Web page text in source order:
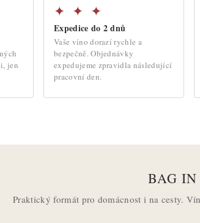
jen
✦ ✦ ✦
Expedice do 2 dnů
Vaše víno dorazí rychle a
bezpečně. Objednávky
expedujeme zpravidla následující
pracovní den.
BAG IN
Praktický formát pro domácnost i na cesty.